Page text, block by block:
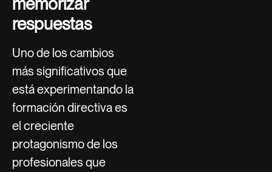
respuestas
Uno de los cambios
más significativos que
está experimentando la
formación directiva es
el creciente
protagonismo de los
profesionales que